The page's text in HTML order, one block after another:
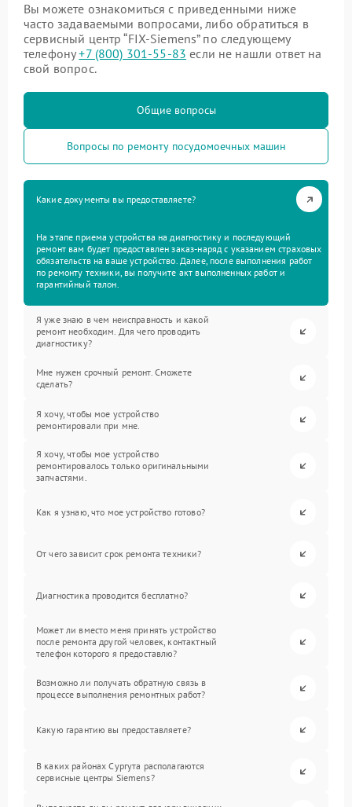
Вы можете ознакомиться с приведенными ниже
часто задаваемыми вопросами, либо обратиться в
сервисный центр “FIX-Siemens” по следующему
телефону+7 (800) 301-55-83 если не нашли ответ на
свой вопрос.
Общие вопросы
Вопросы по ремонту посудомоечных машин
Какие документы вы предоставляете?
На этапе приема устройства на диагностику и последующий
ремонт вам будет предоставлен заказ-наряд с указанием страховых
обязательств на ваше устройство. Далее, после выполнения работ
по ремонту техники, вы получите акт выполненных работ и
гарантийный талон.
Я уже знаю в чем неисправность и какой
ремонт необходим. Для чего проводить
диагностику?
Мне нужен срочный ремонт. Сможете
сделать?
Я хочу, чтобы мое устройство
ремонтировали при мне.
Я хочу, чтобы мое устройство
ремонтировалось только оригинальными
запчастями.
Как я узнаю, что мое устройство готово?
От чего зависит срок ремонта техники?
Диагностика проводится бесплатно?
Может ли вместо меня принять устройство
после ремонта другой человек, контактный
телефон которого я предоставлю?
Возможно ли получать обратную связь в
процессе выполнения ремонтных работ?
Какую гарантию вы предоставляете?
В каких районах Сургута располагаются
сервисные центры Siemens?